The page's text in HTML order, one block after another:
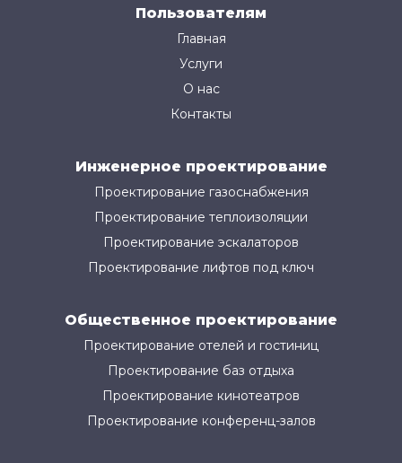
Пользователям
Главная
Услуги
О нас
Контакты
Инженерное проектирование
Проектирование газоснабжения
Проектирование теплоизоляции
Проектирование эскалаторов
Проектирование лифтов под ключ
Общественное проектирование
Проектирование отелей и гостиниц
Проектирование баз отдыха
Проектирование кинотеатров
Проектирование конференц-залов